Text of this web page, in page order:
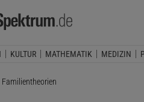
KULTUR MATHEMATIK MEDIZIN
Aktuelle Seite:
Familientheorien